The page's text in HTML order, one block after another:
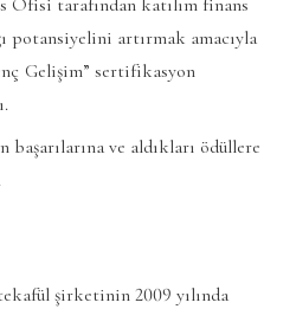
potansiyelini artırmak amacıyla
Gelişim” sertifikasyon
başarılarına ve aldıkları ödüllere
şirketinin 2009 yılında